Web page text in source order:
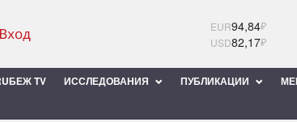
EUR94,84₽
USD82,17₽
TV ИССЛЕДОВАНИЯ ПУБЛИКАЦИИ